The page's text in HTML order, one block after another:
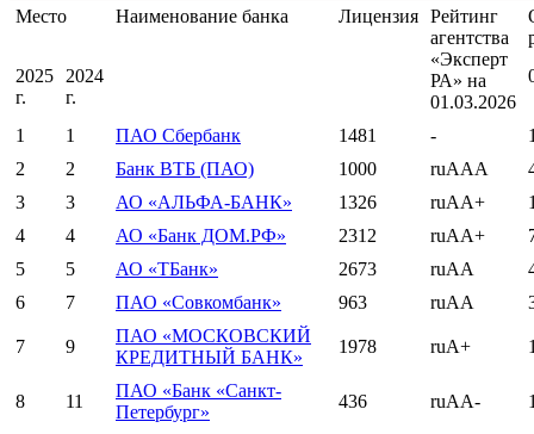
Место
Наименование банка Лицензия Рейтинг
агентства
«Эксперт
РА» на
01.03.2026
2025
г.
2024
г.
1 1 ПАО Сбербанк 1481 -
2
2 Банк ВТБ (ПАО) 1000 ruAAA
3
3 АО «АЛЬФА-БАНК» 1326 ruAA+
4
4 АО «Банк ДОМ.РФ» 2312 ruAA+
5
5 АО «ТБанк» 2673 ruAA
6
7 ПАО «Совкомбанк» 963 ruAA
7 9
ПАО «МОСКОВСКИЙ
КРЕДИТНЫЙ БАНК»
1978 ruA+
8 11
ПАО «Банк «Санкт-
Петербург»
436 ruAA-